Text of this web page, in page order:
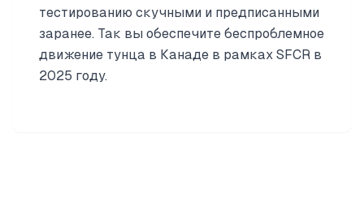
тестированию скучными и предписанными
заранее. Так вы обеспечите беспроблемное
движение тунца в Канаде в рамках SFCR в
2025 году.